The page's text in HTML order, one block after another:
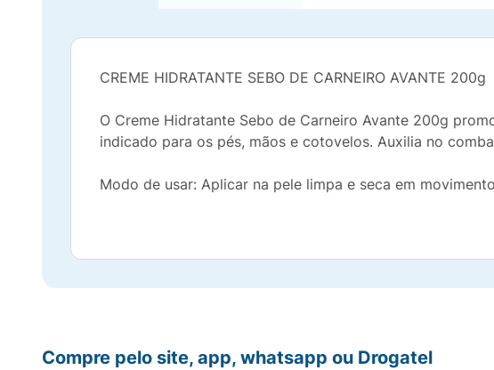
CREME HIDRATANTE SEBO DE CARNEIRO AVANTE 200g
O Creme Hidratante Sebo de Carneiro Avante 200g
indicado para os pés, mãos e cotovelos. Auxilia no
Modo de usar: Aplicar na pele limpa e seca em
Compre pelo site, app, whatsapp ou Drogatel